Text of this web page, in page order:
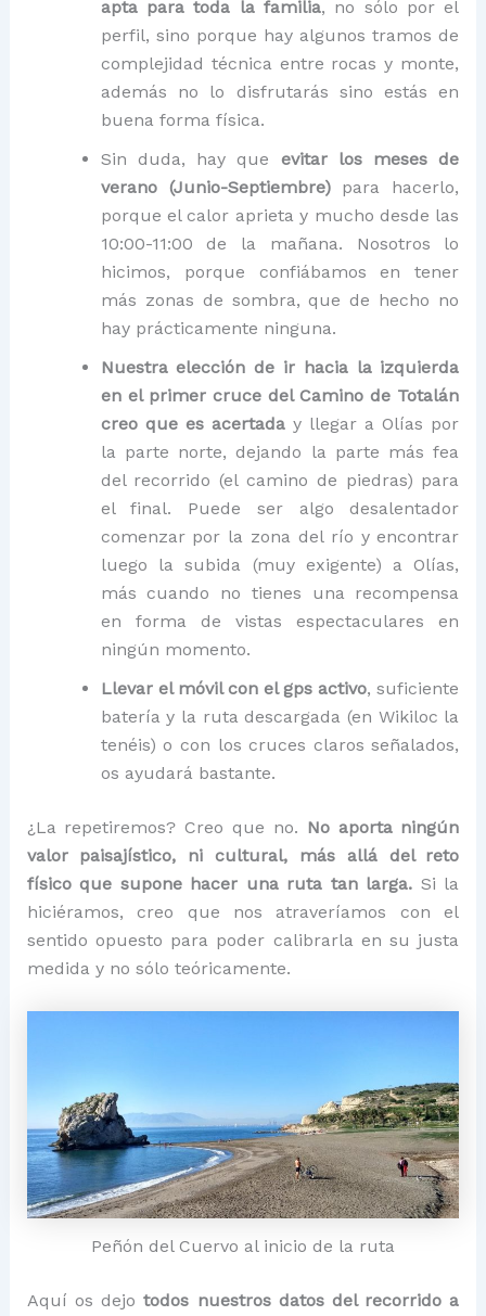
apta para toda la familia, no sólo por el
perfil, sino porque hay algunos tramos de
complejidad técnica entre rocas y monte,
además no lo disfrutarás sino estás en
buena forma física.
Sin duda, hay que evitar los meses de
verano (Junio-Septiembre)para hacerlo,
porque el calor aprieta y mucho desde las
10:00-11:00 de la mañana. Nosotros lo
hicimos, porque confiábamos en tener
más zonas de sombra, que de hecho no
hay prácticamente ninguna.
Nuestra elección de ir hacia la izquierda
en el primer cruce del Camino de Totalán
creo que es acertaday llegar a Olías por
la parte norte, dejando la parte más fea
del recorrido (el camino de piedras) para
el final. Puede ser algo desalentador
comenzar por la zona del río y encontrar
luego la subida (muy exigente) a Olías,
más cuando no tienes una recompensa
en forma de vistas espectaculares en
ningún momento.
Llevar el móvil con el gps activo, suficiente
batería y la ruta descargada (en Wikiloc la
tenéis) o con los cruces claros señalados,
os ayudará bastante.
¿La repetiremos? Creo que no. No aporta ningún
valor paisajístico, ni cultural, más allá del reto
físico que supone hacer una ruta tan larga. Si la
hiciéramos, creo que nos atraveríamos con el
sentido opuesto para poder calibrarla en su justa
medida y no sólo teóricamente.
Peñón del Cuervo al inicio de la ruta
Aquí os dejotodos nuestros datos del recorrido a